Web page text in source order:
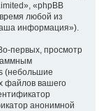
«phpBB
любой из
информация»).
первых, просмотр
(небольшие
файлов вашего
анонимной